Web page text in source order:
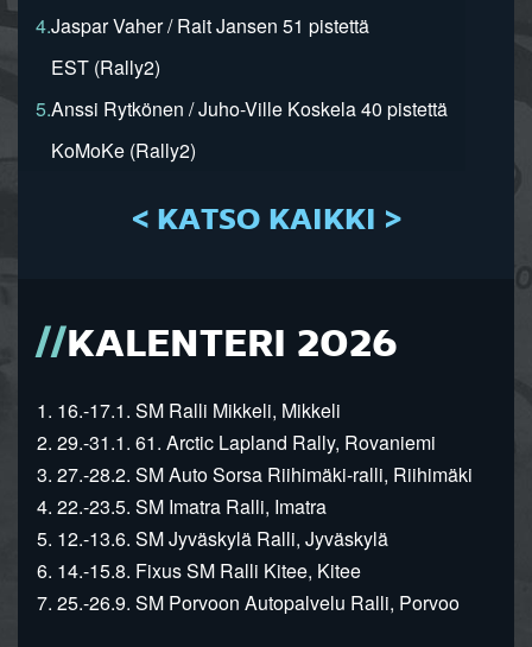
4.Jaspar Vaher / Rait Jansen 51 pistettä
EST (Rally2)
5.Anssi Rytkönen / Juho-Ville Koskela 40 pistettä
KoMoKe (Rally2)
< KATSO KAIKKI >
KALENTERI 2026
1. 16.-17.1. SM Ralli Mikkeli, Mikkeli
2. 29.-31.1. 61. Arctic Lapland Rally, Rovaniemi
3. 27.-28.2. SM Auto Sorsa Riihimäki-ralli, Riihimäki
4. 22.-23.5. SM Imatra Ralli, Imatra
5. 12.-13.6. SM Jyväskylä Ralli, Jyväskylä
6. 14.-15.8. Fixus SM Ralli Kitee, Kitee
7. 25.-26.9. SM Porvoon Autopalvelu Ralli, Porvoo